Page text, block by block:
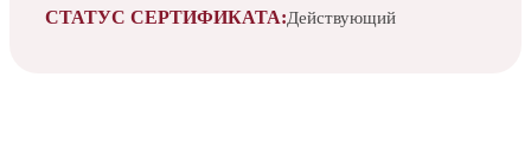
СТАТУС СЕРТИФИКАТА:Действующий